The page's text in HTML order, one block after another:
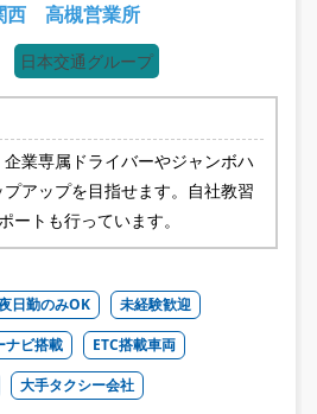
西 高槻営業所
日本交通グループ
業専属ドライバーやジャンボハ
アップを目指せます。自社教習
ートも行っています。
日勤のみOK
未経験歓迎
ナビ搭載
ETC搭載車両
大手タクシー会社